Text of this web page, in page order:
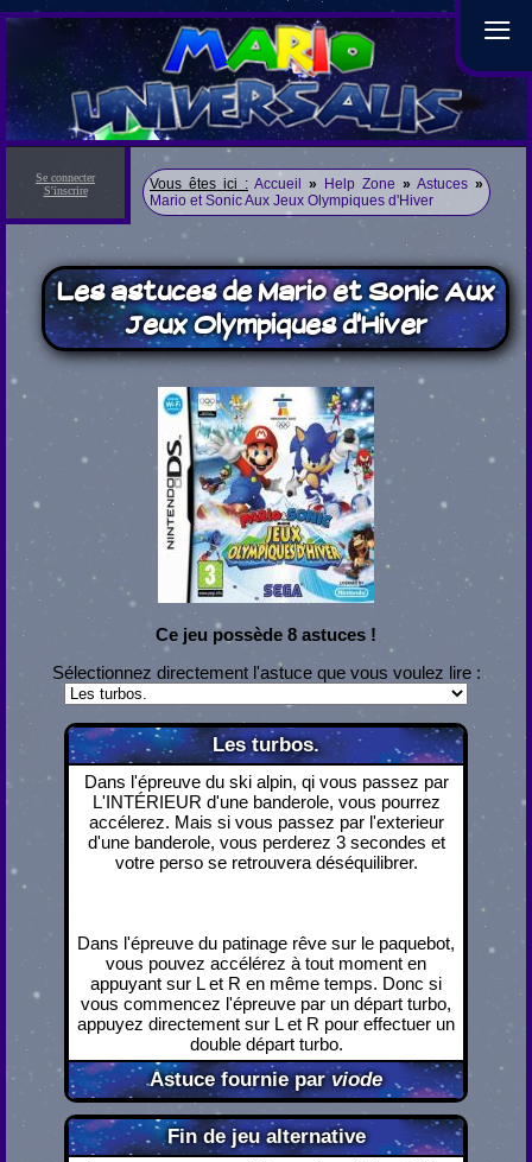
≡
Se connecter
S'inscrire
Vous êtes ici : Accueil » Help Zone » Astuces »
Mario et Sonic Aux Jeux Olympiques d'Hiver
Les astuces de Mario et Sonic Aux
Jeux Olympiques d'Hiver
Ce jeu possède 8 astuces !
Sélectionnez directement l'astuce que vous voulez lire :
Les turbos.
Astuce fournie parviode
Dans l'épreuve du ski alpin, qi vous passez par
L'INTÉRIEUR d'une banderole, vous pourrez
accélerez. Mais si vous passez par l'exterieur
d'une banderole, vous perderez 3 secondes et
votre perso se retrouvera déséquilibrer.
Dans l'épreuve du patinage rêve sur le paquebot,
vous pouvez accélérez à tout moment en
appuyant sur L et R en même temps. Donc si
vous commencez l'épreuve par un départ turbo,
appuyez directement sur L et R pour effectuer un
double départ turbo.
Fin de jeu alternative